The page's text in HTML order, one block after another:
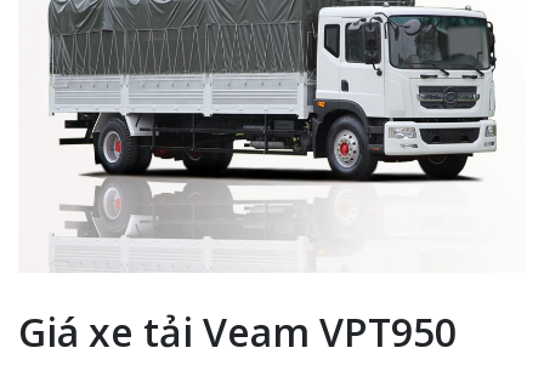
Giá xe tải Veam VPT950